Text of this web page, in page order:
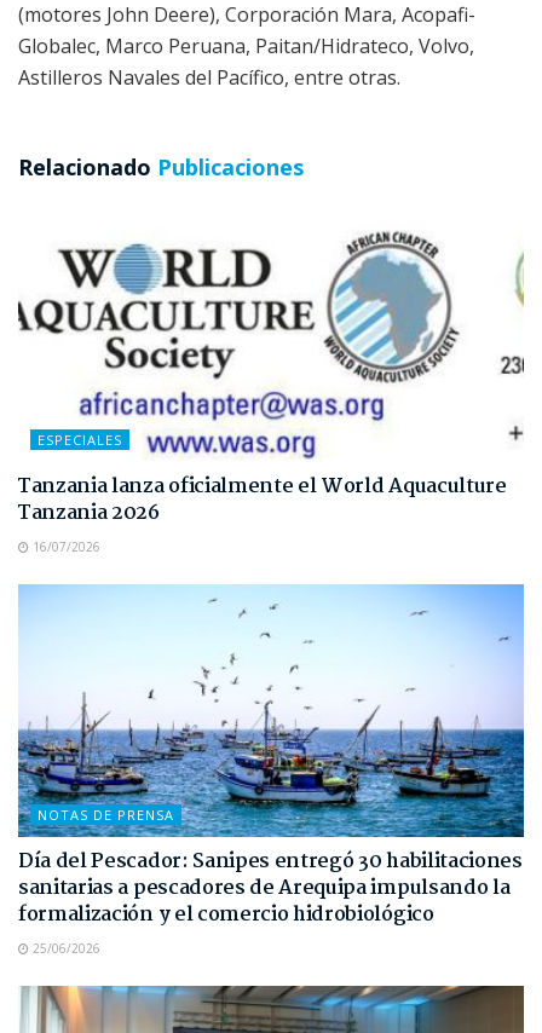
(motores John Deere), Corporación Mara, Acopafi-
Globalec, Marco Peruana, Paitan/Hidrateco, Volvo,
Astilleros Navales del Pacífico, entre otras.
Relacionado Publicaciones
ESPECIALES
Tanzania lanza oficialmente el World Aquaculture
Tanzania 2026
16/07/2026
NOTAS DE PRENSA
Día del Pescador: Sanipes entregó 30 habilitaciones
sanitarias a pescadores de Arequipa impulsando la
formalización y el comercio hidrobiológico
25/06/2026